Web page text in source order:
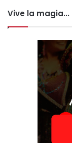
Vive la magia...